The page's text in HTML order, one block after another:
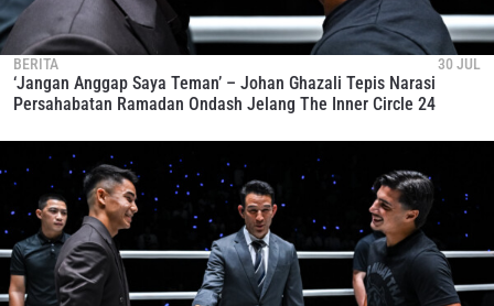
BERITA 30 JUL
‘Jangan Anggap Saya Teman’ – Johan Ghazali Tepis Narasi
Persahabatan Ramadan Ondash Jelang The Inner Circle 24